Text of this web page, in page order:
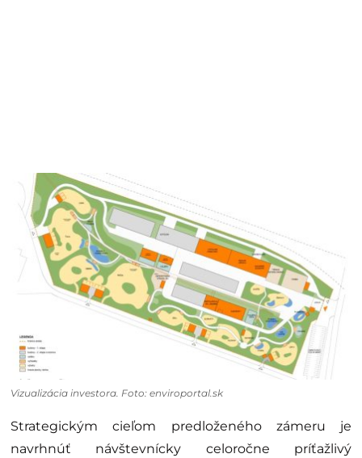
Vizualizácia investora. Foto: enviroportal.sk
Strategickým cieľom predloženého zámeru je
navrhnúť návštevnícky celoročne príťažlivý